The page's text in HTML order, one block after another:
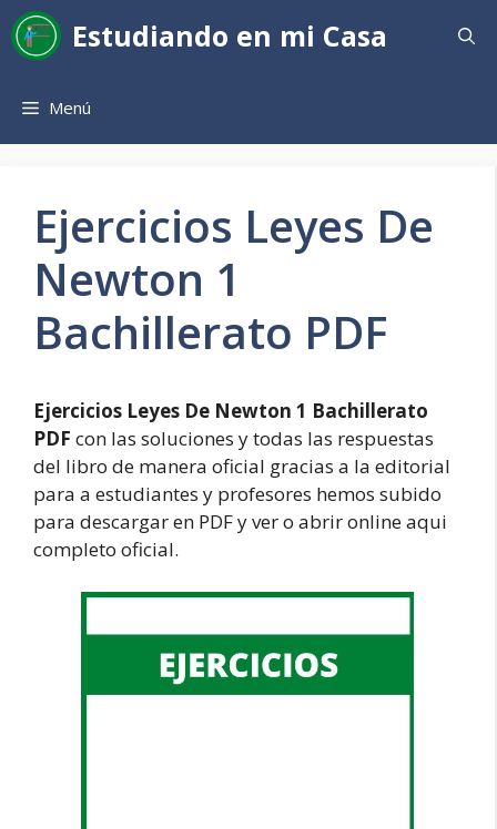
Saltar
al
contenido
Estudiando en mi Casa
Menú
Ejercicios Leyes De
Newton 1
Bachillerato PDF
Ejercicios Leyes De Newton 1 Bachillerato
PDF con las soluciones y todas las respuestas
del libro de manera oficial gracias a la editorial
para a estudiantes y profesores hemos subido
para descargar en PDF y ver o abrir online aqui
completo oficial.